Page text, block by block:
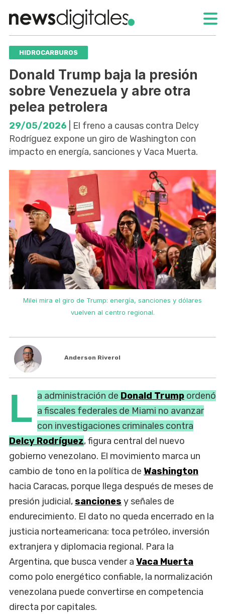
HIDROCARBUROS
Donald Trump baja la presión
sobre Venezuela y abre otra
pelea petrolera
29/05/2026 | El freno a causas contra Delcy
Rodríguez expone un giro de Washington con
impacto en energía, sanciones y Vaca Muerta.
Milei mira el giro de Trump: energía, sanciones y dólares
vuelven al centro regional.
Anderson Riverol
L a administración de Donald Trump ordenó
a fiscales federales de Miami no avanzar
con investigaciones criminales contra
Delcy Rodríguez, figura central del nuevo
gobierno venezolano. El movimiento marca un
cambio de tono en la política de Washington
hacia Caracas, porque llega después de meses de
presión judicial,sanciones y señales de
endurecimiento. El dato no queda encerrado en la
justicia norteamericana: toca petróleo, inversión
extranjera y diplomacia regional. Para la
Argentina, que busca vender a Vaca Muerta
como polo energético confiable, la normalización
venezolana puede convertirse en competencia
directa por capitales.